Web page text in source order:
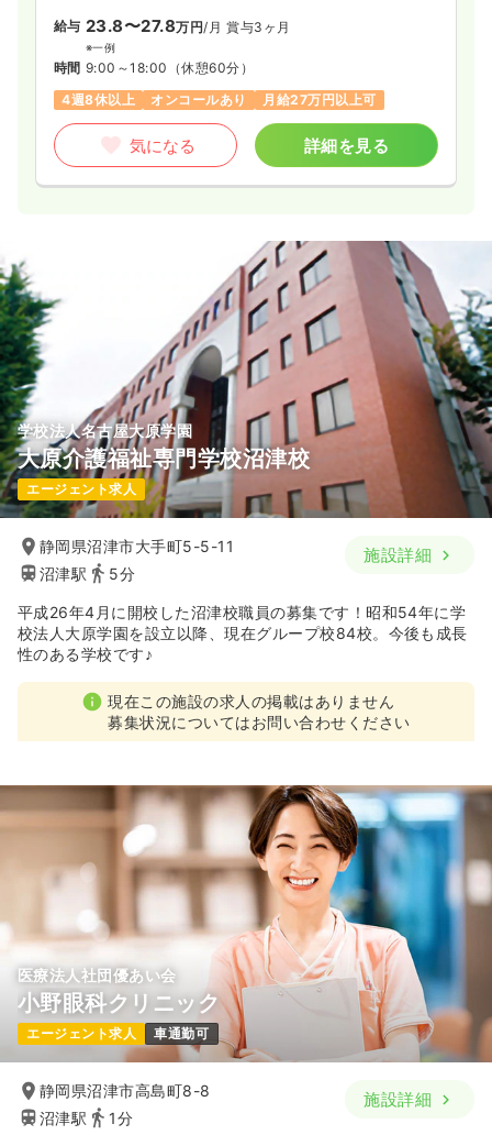
給与 23.8〜27.8万円/月 賞与3ヶ月
※一例
時間 9:00～18:00 （休憩60分）
4週8休以上
オンコールあり 月給27万円以上可
気になる 詳細を見る
学校法人名古屋大原学園
大原介護福祉専門学校沼津校
エージェント求人
静岡県沼津市大手町5-5-11
沼津駅
5分
施設詳細
平成26年4月に開校した沼津校職員の募集です！昭和54年に学
校法人大原学園を設立以降、現在グループ校84校。今後も成長
性のある学校です♪
現在この施設の求人の掲載はありません
募集状況についてはお問い合わせください
医療法人社団優あい会
小野眼科クリニック
エージェント求人 車通勤可
静岡県沼津市高島町8-8
沼津駅
1分
施設詳細